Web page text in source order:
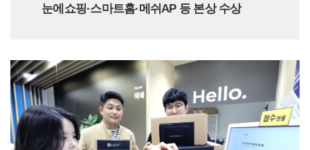
눈에쇼핑·스마트홈·메쉬AP 등 본상 수상